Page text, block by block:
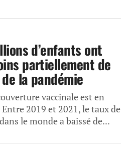
d’enfants ont
partiellement de
la pandémie
vaccinale est en
Entre 2019 et 2021, le taux de
le monde a baissé de...